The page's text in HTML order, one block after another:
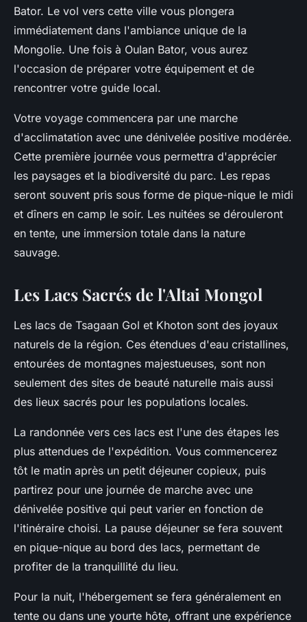
Bator. Le vol vers cette ville vous plongera
immédiatement dans l'ambiance unique de la
Mongolie. Une fois à Oulan Bator, vous aurez
l'occasion de préparer votre équipement et de
rencontrer votre guide local.
Votre voyage commencera par une marche
d'acclimatation avec une dénivelée positive modérée.
Cette première journée vous permettra d'apprécier
les paysages et la biodiversité du parc. Les repas
seront souvent pris sous forme de pique-nique le midi
et dîners en camp le soir. Les nuitées se dérouleront
en tente, une immersion totale dans la nature
sauvage.
Les Lacs Sacrés de l'Altai Mongol
Les lacs de Tsagaan Gol et Khoton sont des joyaux
naturels de la région. Ces étendues d'eau cristallines,
entourées de montagnes majestueuses, sont non
seulement des sites de beauté naturelle mais aussi
des lieux sacrés pour les populations locales.
La randonnée vers ces lacs est l'une des étapes les
plus attendues de l'expédition. Vous commencerez
tôt le matin après un petit déjeuner copieux, puis
partirez pour une journée de marche avec une
dénivelée positive qui peut varier en fonction de
l'itinéraire choisi. La pause déjeuner se fera souvent
en pique-nique au bord des lacs, permettant de
profiter de la tranquillité du lieu.
Pour la nuit, l'hébergement se fera généralement en
tente ou dans une yourte hôte, offrant une expérience